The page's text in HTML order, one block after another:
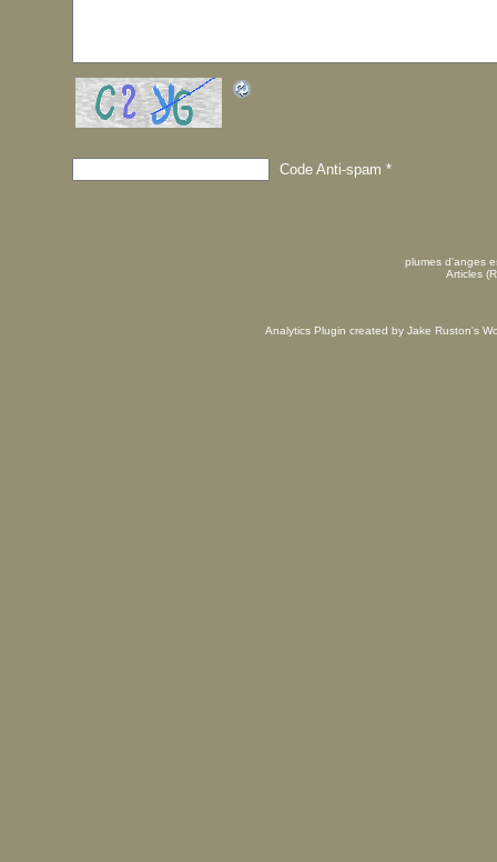
Code Anti-spam *
plumes d'anges
Articles
Analytics Plugin created by Jake Ruston's